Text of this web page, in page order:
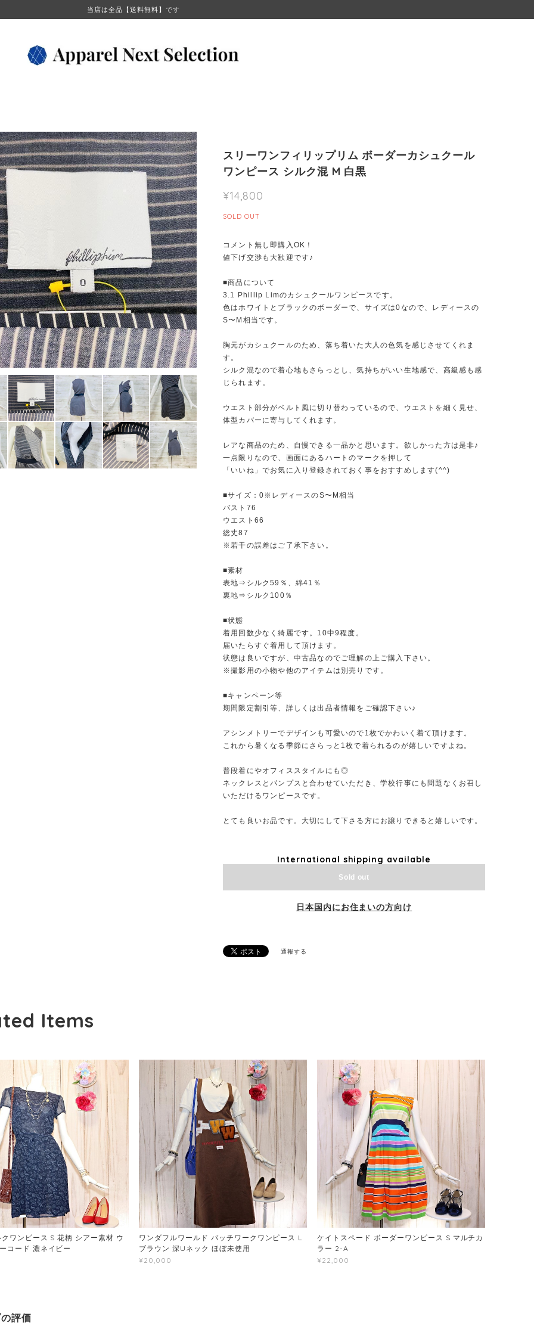
当店は全品【送料無料】です
スリーワンフィリップリム ボーダーカシュクール
ワンピース シルク混 M 白黒
¥14,800
SOLD OUT
コメント無し即購入OK！
値下げ交渉も大歓迎です♪
■商品について
3.1 Phillip Limのカシュクールワンピースです。
色はホワイトとブラックのボーダーで、サイズは0なので、レディースの
S〜M相当です。
胸元がカシュクールのため、落ち着いた大人の色気を感じさせてくれま
す。
シルク混なので着心地もさらっとし、気持ちがいい生地感で、高級感も感
じられます。
ウエスト部分がベルト風に切り替わっているので、ウエストを細く見せ、
体型カバーに寄与してくれます。
レアな商品のため、自慢できる一品かと思います。欲しかった方は是非♪
一点限りなので、画面にあるハートのマークを押して
「いいね」でお気に入り登録されておく事をおすすめします(^^)
■サイズ：0※レディースのS〜M相当
バスト76
ウエスト66
総丈87
※若干の誤差はご了承下さい。
■素材
表地⇒シルク59％、綿41％
裏地⇒シルク100％
■状態
着用回数少なく綺麗です。10中9程度。
届いたらすぐ着用して頂けます。
状態は良いですが、中古品なのでご理解の上ご購入下さい。
※撮影用の小物や他のアイテムは別売りです。
■キャンペーン等
期間限定割引等、詳しくは出品者情報をご確認下さい♪
アシンメトリーでデザインも可愛いので1枚でかわいく着て頂けます。
これから暑くなる季節にさらっと1枚で着られるのが嬉しいですよね。
普段着にやオフィススタイルにも◎
ネックレスとパンプスと合わせていただき、学校行事にも問題なくお召し
いただけるワンピースです。
とても良いお品です。大切にして下さる方にお譲りできると嬉しいです。
International shipping available
Sold out
日本国内にお住まいの方向け
通報する
Items
ワンピース S 花柄 シアー素材 ウ
コード 濃ネイビー
ワンダフルワールド パッチワークワンピース L
ブラウン 深Uネック ほぼ未使用
¥20,000
ケイトスペード ボーダーワンピース S マルチカ
ラー 2-A
¥22,000
評価